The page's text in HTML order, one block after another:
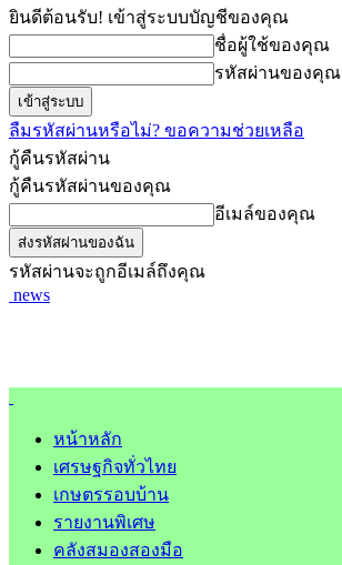
ยินดีต้อนรับ! เข้าสู่ระบบบัญชีของคุณ
ชื่อผู้ใช้ของคุณ
รหัสผ่านของคุณ
ลืมรหัสผ่านหรือไม่? ขอความช่วยเหลือ
กู้คืนรหัสผ่าน
กู้คืนรหัสผ่านของคุณ
อีเมล์ของคุณ
รหัสผ่านจะถูกอีเมล์ถึงคุณ
news
หน้าหลัก
เศรษฐกิจทั่วไทย
เกษตรรอบบ้าน
รายงานพิเศษ
คลังสมองสองมือ